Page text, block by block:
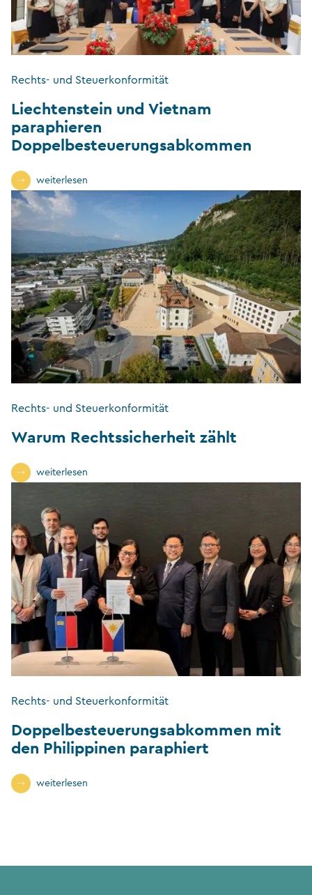
Rechts- und Steuerkonformität
Liechtenstein und Vietnam
paraphieren
Doppelbesteuerungsabkommen
weiterlesen
Rechts- und Steuerkonformität
Warum Rechtssicherheit zählt
weiterlesen
Rechts- und Steuerkonformität
Doppelbesteuerungsabkommen mit
den Philippinen paraphiert
weiterlesen